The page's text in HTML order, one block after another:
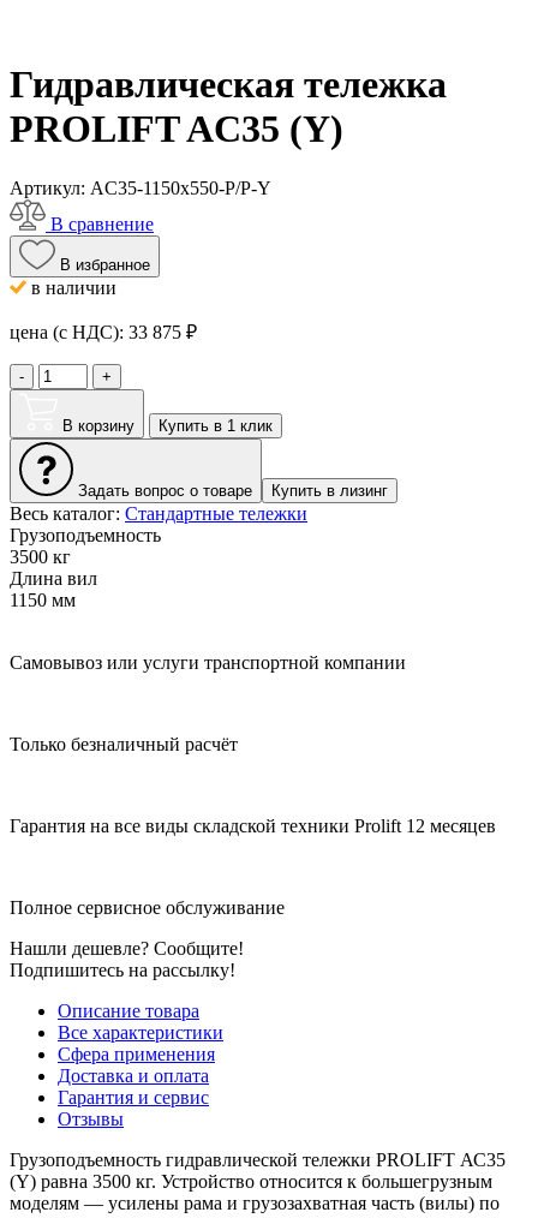
Гидравлическая тележка
PROLIFT AC35 (Y)
Артикул: AC35-1150x550-P/P-Y
В сравнение
В избранное
в наличии
цена (с НДС): 33 875 ₽
- +
В корзину Купить в 1 клик
Задать вопрос о товаре Купить в лизинг
Весь каталог: Стандартные тележки
Грузоподъемность
3500 кг
Длина вил
1150 мм
Самовывоз или услуги транспортной компании
Только безналичный расчёт
Гарантия на все виды складской техники Prolift 12 месяцев
Полное сервисное обслуживание
Нашли дешевле? Сообщите!
Подпишитесь на рассылку!
Описание товара
Все характеристики
Сфера применения
Доставка и оплата
Гарантия и сервис
Отзывы
Грузоподъемность гидравлической тележки PROLIFT АС35
(Y) равна 3500 кг. Устройство относится к большегрузным
моделям — усилены рама и грузозахватная часть (вилы) по